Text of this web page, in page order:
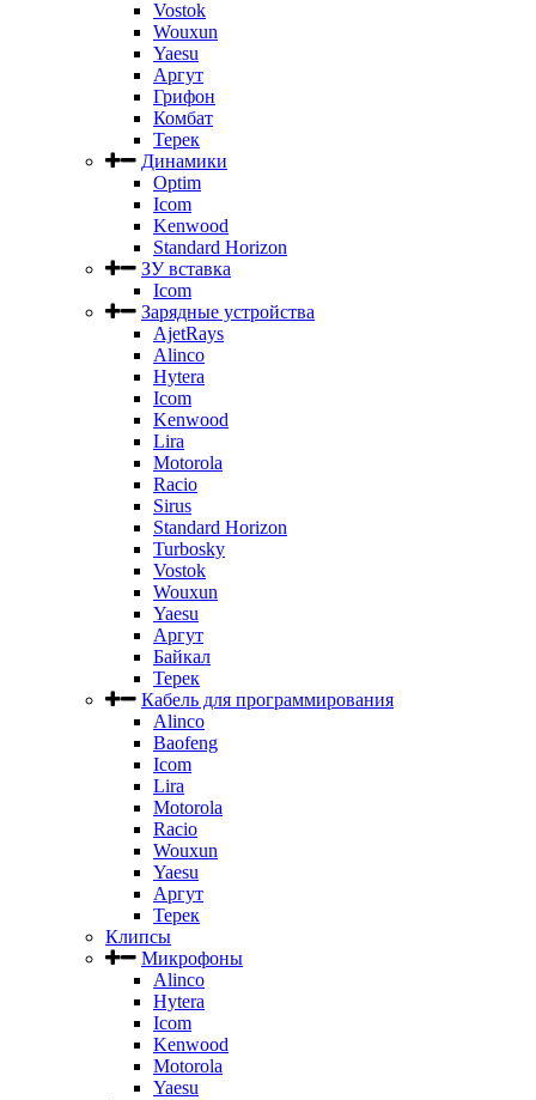
Vostok
Wouxun
Yaesu
Аргут
Грифон
Комбат
Терек
Динамики
Optim
Icom
Kenwood
Standard Horizon
ЗУ вставка
Icom
Зарядные устройства
AjetRays
Alinco
Hytera
Icom
Kenwood
Lira
Motorola
Racio
Sirus
Standard Horizon
Turbosky
Vostok
Wouxun
Yaesu
Аргут
Байкал
Терек
Кабель для программирования
Alinco
Baofeng
Icom
Lira
Motorola
Racio
Wouxun
Yaesu
Аргут
Терек
Клипсы
Микрофоны
Alinco
Hytera
Icom
Kenwood
Motorola
Yaesu